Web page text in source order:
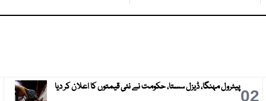
02پیٹرول مہنگا، ڈیزل سستا، حکومت نے نئی قیمتوں کا اعلان کر دیا